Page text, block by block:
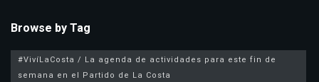
Browse by Tag
#VivíLaCosta / La agenda de actividades para este fin de
semana en el Partido de La Costa